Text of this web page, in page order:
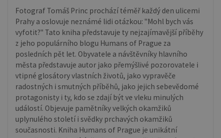
Fotograf Tomáš Princ prochází téměř každý den ulicemi
Prahy a oslovuje neznámé lidi otázkou: "Mohl bych vás
vyfotit?" Tato kniha představuje ty nejzajímavější příběhy
z jeho populárního blogu Humans of Prague za
posledních pět let. Obyvatele a návštěvníky hlavního
města představuje autor jako přemýšlivé pozorovatele i
vtipné glosátory vlastních životů, jako vypravěče
radostných i smutných příběhů, jako jejich sebevědomé
protagonisty i ty, kdo se zdají být ve vleku minulých
událostí. Objevuje pamětníky velkých okamžiků
uplynulého století i svědky prchavých okamžiků
současnosti. Kniha Humans of Prague je unikátní